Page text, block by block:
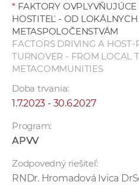
*FAKTORY
HOSTITEĽ - OD
METASPOLOČENSTVÁM
FACTORS DRIVING A
TURNOVER - FROM LOCAL
METACOMMUNITIES
Doba trvania:
1.7.2023 - 30.6.2027
Program:
APVV
Zodpovedný riešiteľ:
RNDr. Hromadová Ivica